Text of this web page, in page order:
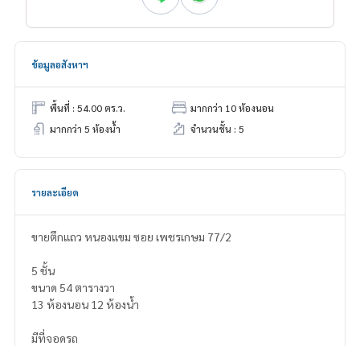
ข้อมูลอสังหาฯ
พื้นที่ : 54.00 ตร.ว.
มากกว่า 10 ห้องนอน
มากกว่า 5 ห้องน้ำ
จำนวนชั้น : 5
รายละเอียด
ขายตึกแถว หนองแขม ซอย เพชรเกษม 77/2
5 ชั้น
ขนาด 54 ตารางวา
13 ห้องนอน 12 ห้องน้ำ
มีที่จอดรถ